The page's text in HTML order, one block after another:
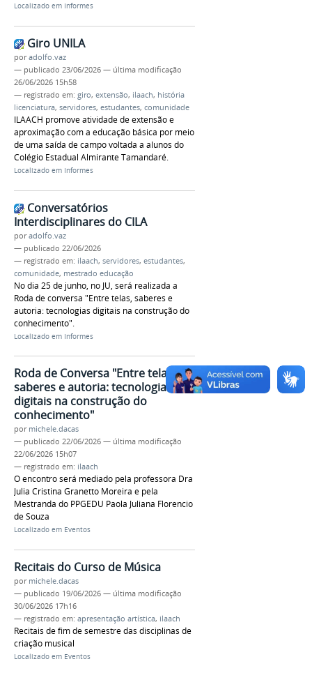
Localizado em Informes
Giro UNILA
poradolfo.vaz
— publicado 23/06/2026 — última modificação
26/06/2026 15h58
— registrado em: giro, extensão, ilaach, história
licenciatura, servidores, estudantes, comunidade
ILAACH promove atividade de extensão e
aproximação com a educação básica por meio
de uma saída de campo voltada a alunos do
Colégio Estadual Almirante Tamandaré.
Localizado em Informes
Conversatórios
Interdisciplinares do CILA
poradolfo.vaz
— publicado 22/06/2026
— registrado em: ilaach, servidores, estudantes,
comunidade, mestrado educação
No dia 25 de junho, no JU, será realizada a
Roda de conversa "Entre telas, saberes e
autoria: tecnologias digitais na construção do
conhecimento".
Localizado em Informes
Roda de Conversa "Entre telas,
saberes e autoria: tecnologias
digitais na construção do
conhecimento"
por michele.dacas
— publicado 22/06/2026 — última modificação
22/06/2026 15h07
— registrado em: ilaach
O encontro será mediado pela professora Dra
Julia Cristina Granetto Moreira e pela
Mestranda do PPGEDU Paola Juliana Florencio
de Souza
Localizado em Eventos
Recitais do Curso de Música
por michele.dacas
— publicado 19/06/2026 — última modificação
30/06/2026 17h16
— registrado em: apresentação artística, ilaach
Recitais de fim de semestre das disciplinas de
criação musical
Localizado em Eventos